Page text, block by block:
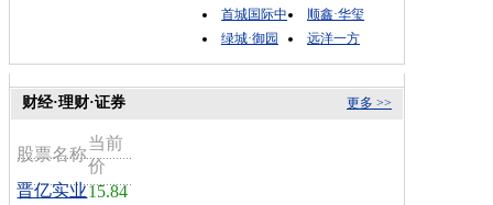
首城国际中
顺鑫·华玺
绿城·御园
远洋一方
更多 >>
财经·理财·证券
股票名称
当前
价
晋亿实业15.84